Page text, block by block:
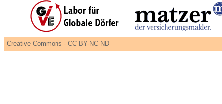
Creative Commons - CC BY-NC-ND